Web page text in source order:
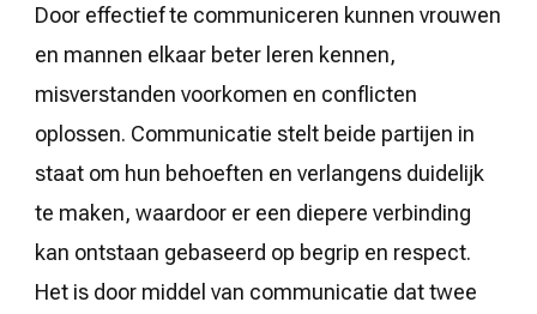
Door effectief te communiceren kunnen vrouwen
en mannen elkaar beter leren kennen,
misverstanden voorkomen en conflicten
oplossen. Communicatie stelt beide partijen in
staat om hun behoeften en verlangens duidelijk
te maken, waardoor er een diepere verbinding
kan ontstaan gebaseerd op begrip en respect.
Het is door middel van communicatie dat twee